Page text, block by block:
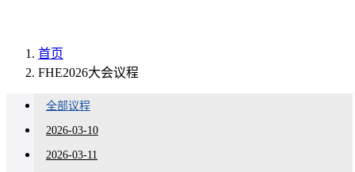
首页
FHE2026大会议程
全部议程
2026-03-10
2026-03-11